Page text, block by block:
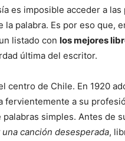
es imposible acceder a
la palabra. Es por eso que,
listado con los mejores
última del escritor.
centro de Chile. En 1920
fervientemente a su
palabras simples. Antes de
canción desesperada,